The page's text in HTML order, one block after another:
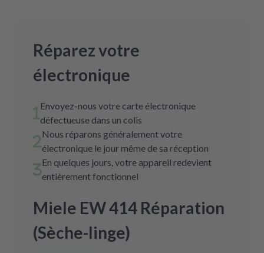
Réparez votre
électronique
Envoyez-nous votre carte électronique
défectueuse dans un colis
Nous réparons généralement votre
électronique le jour même de sa réception
En quelques jours, votre appareil redevient
entièrement fonctionnel
Miele EW 414 Réparation
(Sèche-linge)